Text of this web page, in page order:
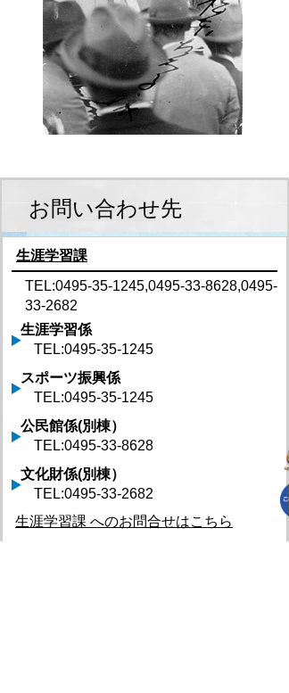
お問い合わせ先
生涯学習課
TEL:0495-35-1245,0495-33-8628,0495-
33-2682
生涯学習係
TEL:0495-35-1245
スポーツ振興係
TEL:0495-35-1245
公民館係(別棟）
TEL:0495-33-8628
文化財係(別棟）
TEL:0495-33-2682
生涯学習課 へのお問合せはこちら